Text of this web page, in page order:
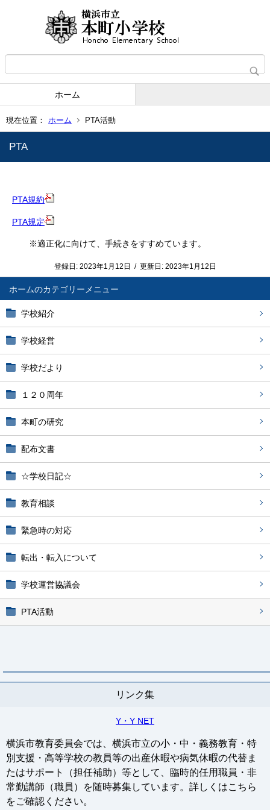
ホーム
現在位置： ホーム PTA活動
ホーム
学校紹介
学校経営
学校だより
１２０周年
本町の研究
配布文書
☆学校日記☆
教育相談
緊急時の対応
転出・転入について
学校運営協議会
PTA活動
リンク集
Y・Y NET
横浜市教育委員会では、横浜市立の小・中・義務教育・特
別支援・高等学校の教員等の出産休暇や病気休暇の代替ま
たはサポート（担任補助）等として、臨時的任用職員・非
常勤講師（職員）を随時募集しています。詳しくはこちら
をご確認ください。
PTA
PTA規約
PTA規定
※適正化に向けて、手続きをすすめています。
登録日: 2023年1月12日 / 更新日: 2023年1月12日